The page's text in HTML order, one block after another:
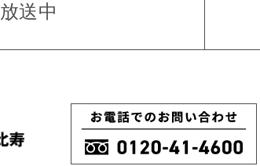
放送中